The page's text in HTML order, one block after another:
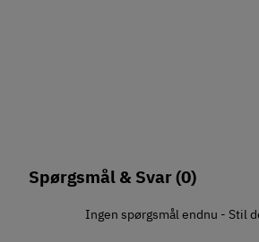
Spørgsmål & Svar(0)
Ingen spørgsmål endnu - Stil